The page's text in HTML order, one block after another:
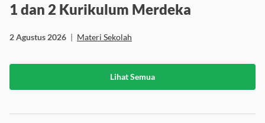
1 dan 2 Kurikulum Merdeka
2 Agustus 2026 | Materi Sekolah
Lihat Semua